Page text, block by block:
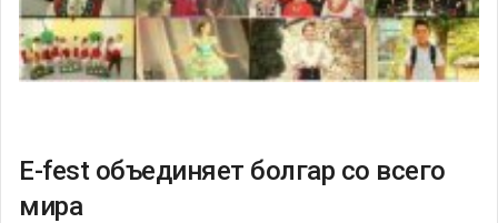
E-fest объединяет болгар со всего
мира